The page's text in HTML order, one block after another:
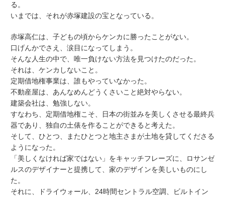
る。
いまでは、それが赤塚建設の宝となっている。
赤塚高仁は、子どもの頃からケンカに勝ったことがない。
口げんかでさえ、涙目になってしまう。
そんな人生の中で、唯一負けない方法を見つけたのだった。
それは、ケンカしないこと。
定期借地権事業は、誰もやっていなかった。
不動産屋は、あんなめんどうくさいこと絶対やらない。
建築会社は、勉強しない。
すなわち、定期借地権こそ、日本の街並みを美しくさせる最終兵
器であり、独自の土俵を作ることができると考えた。
そして、ひとつ、またひとつと地主さまが土地を貸してくださる
ようになった。
「美しくなければ家ではない」をキャッチフレーズに、ロサンゼ
ルスのデザイナーと提携して、家のデザインを美しいものにし
た。
それに、ドライウォール、24時間セントラル空調、ビルトイン